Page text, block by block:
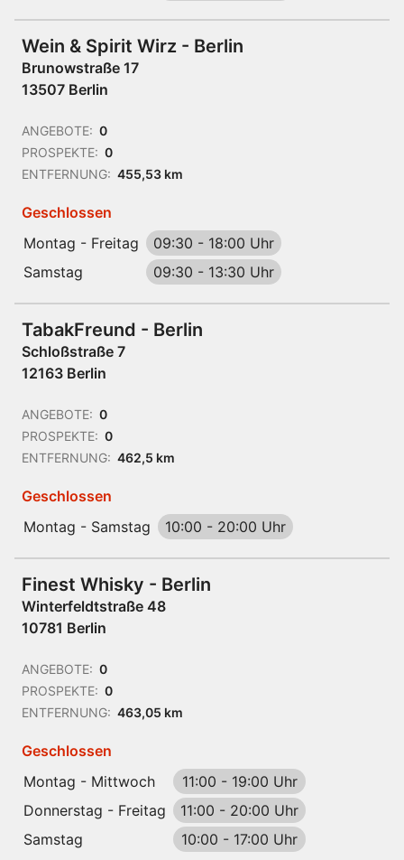
Wein & Spirit Wirz - Berlin
Brunowstraße 17
13507 Berlin
ANGEBOTE: 0
PROSPEKTE: 0
ENTFERNUNG: 455,53 km
Geschlossen
Montag - Freitag
09:30 - 18:00 Uhr
Samstag
09:30 - 13:30 Uhr
TabakFreund - Berlin
Schloßstraße 7
12163 Berlin
ANGEBOTE: 0
PROSPEKTE: 0
ENTFERNUNG: 462,5 km
Geschlossen
Montag - Samstag
10:00 - 20:00 Uhr
Finest Whisky - Berlin
Winterfeldtstraße 48
10781 Berlin
ANGEBOTE: 0
PROSPEKTE: 0
ENTFERNUNG: 463,05 km
Geschlossen
Montag - Mittwoch
11:00 - 19:00 Uhr
Donnerstag - Freitag
11:00 - 20:00 Uhr
Samstag
10:00 - 17:00 Uhr